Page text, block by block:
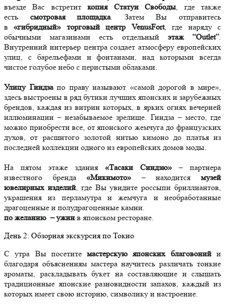
въезде Вас встретиткопия Статуи Свободы , где также
есть смотровая площадка. Затем Вы отправитесь
в«гибридный» торговый центр VenusFort, где наряду с
обычными магазинами есть отдельный этаж “Outlet”.
Внутренний интерьер центра создает атмосферу европейских
улиц, с барельефами и фонтанами, над которыми всегда
чистое голубое небо с перистыми облаками.
Улицу Гиндзапо праву называют «самой дорогой в мире»,
здесь выстроены в ряд бутики лучших японских и зарубежных
брендов, каждая из витрин которых, в ярких огнях вечерней
иллюминации – незабываемое зрелище. Гиндза – место, где
можно приобрести все, от японского жемчуга до французских
духов, от расшитого золотой нитью кимоно до платья из
последней коллекции одного из европейских домов моды.
На пятом этаже здания «Тасаки Синдзю» – партнера
известного бренда«Микимото» – находитсямузей
ювелирных изделий, где Вы увидите россыпи бриллиантов,
украшения из перламутра и жемчуга и необработанные
драгоценные и полудрагоценные камни.
по желанию – ужин в японском ресторане.
День 2: Обзорная экскурсия по Токио
С утра Вы посетитемастерскую японских благовонийи
благодаря объяснениям мастера научитесь различать тонкие
ароматы, раскладывать букет на составляющие и слышать
традиционные японские разновидности запахов, каждый из
которых имеет свою историю, символику и настроение.